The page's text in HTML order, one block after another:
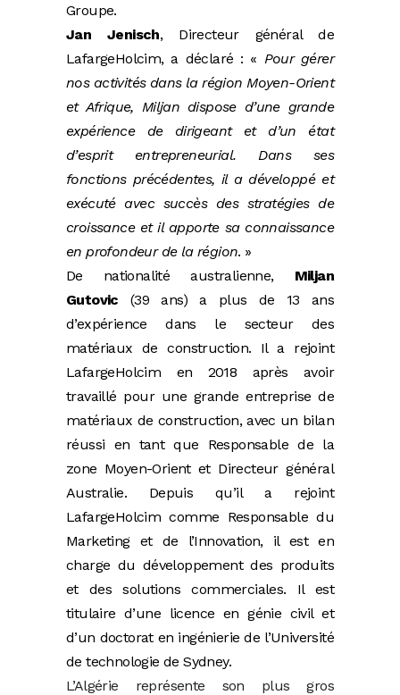
Groupe.
Jan Jenisch, Directeur général de
LafargeHolcim, a déclaré : « Pour gérer
nos activités dans la région Moyen-Orient
et Afrique, Miljan dispose d’une grande
expérience de dirigeant et d’un état
d’esprit entrepreneurial. Dans ses
fonctions précédentes, il a développé et
exécuté avec succès des stratégies de
croissance et il apporte sa connaissance
en profondeur de la région. »
De nationalité australienne, Miljan
Gutovic (39 ans) a plus de 13 ans
d’expérience dans le secteur des
matériaux de construction. Il a rejoint
LafargeHolcim en 2018 après avoir
travaillé pour une grande entreprise de
matériaux de construction, avec un bilan
réussi en tant que Responsable de la
zone Moyen-Orient et Directeur général
Australie. Depuis qu’il a rejoint
LafargeHolcim comme Responsable du
Marketing et de l’Innovation, il est en
charge du développement des produits
et des solutions commerciales. Il est
titulaire d’une licence en génie civil et
d’un doctorat en ingénierie de l’Université
de technologie de Sydney.
L’Algérie représente son plus gros